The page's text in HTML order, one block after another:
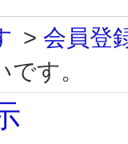
> 会員登
す。